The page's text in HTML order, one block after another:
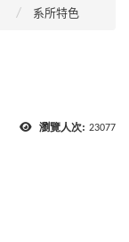
系所特色
瀏覽人次: 23077